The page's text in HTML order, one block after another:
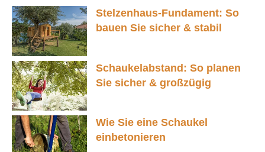
Stelzenhaus-Fundament: So
bauen Sie sicher & stabil
Schaukelabstand: So planen
Sie sicher & großzügig
Wie Sie eine Schaukel
einbetonieren